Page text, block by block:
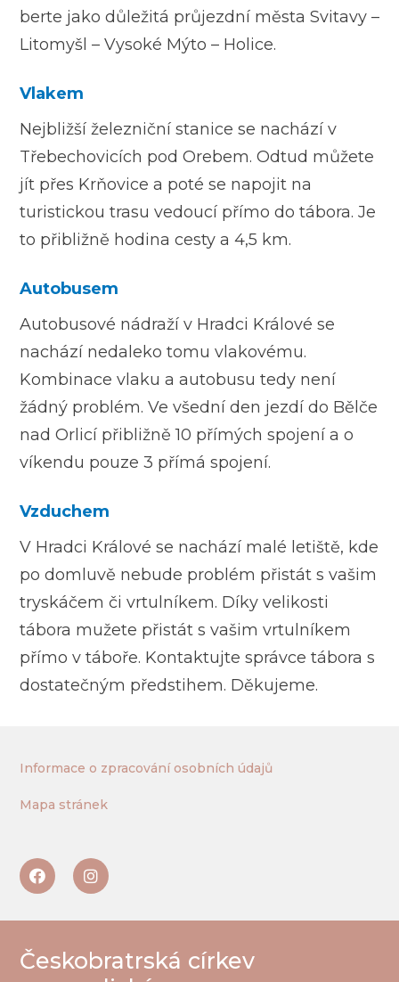
berte jako důležitá průjezdní města Svitavy –
Litomyšl – Vysoké Mýto – Holice.
Vlakem
Nejbližší železniční stanice se nachází v
Třebechovicích pod Orebem. Odtud můžete
jít přes Krňovice a poté se napojit na
turistickou trasu vedoucí přímo do tábora. Je
to přibližně hodina cesty a 4,5 km.
Autobusem
Autobusové nádraží v Hradci Králové se
nachází nedaleko tomu vlakovému.
Kombinace vlaku a autobusu tedy není
žádný problém. Ve všední den jezdí do Bělče
nad Orlicí přibližně 10 přímých spojení a o
víkendu pouze 3 přímá spojení.
Vzduchem
V Hradci Králové se nachází malé letiště, kde
po domluvě nebude problém přistát s vašim
tryskáčem či vrtulníkem. Díky velikosti
tábora mužete přistát s vašim vrtulníkem
přímo v táboře. Kontaktujte správce tábora s
dostatečným předstihem. Děkujeme.
Informace o zpracování osobních údajů
Mapa stránek
Českobratrská církev